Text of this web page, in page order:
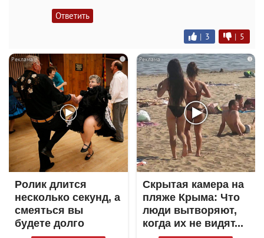
Ответить
| 3 | 5
i
Ролик длится
несколько секунд, а
смеяться вы
будете долго
i
Скрытая камера на
пляже Крыма: Что
люди вытворяют,
когда их не видят...